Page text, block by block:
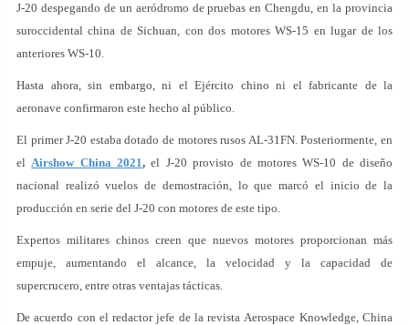
J-20 despegando de un aeródromo de pruebas en Chengdu, en la provincia
suroccidental china de Sichuan, con dos motores WS-15 en lugar de los
anteriores WS-10.
Hasta ahora, sin embargo, ni el Ejército chino ni el fabricante de la
aeronave confirmaron este hecho al público.
El primer J-20 estaba dotado de motores rusos AL-31FN. Posteriormente, en
elAirshow China 2021, el J-20 provisto de motores WS-10 de diseño
nacional realizó vuelos de demostración, lo que marcó el inicio de la
producción en serie del J-20 con motores de este tipo.
Expertos militares chinos creen que nuevos motores proporcionan más
empuje, aumentando el alcance, la velocidad y la capacidad de
supercrucero, entre otras ventajas tácticas.
De acuerdo con el redactor jefe de la revista Aerospace Knowledge, China